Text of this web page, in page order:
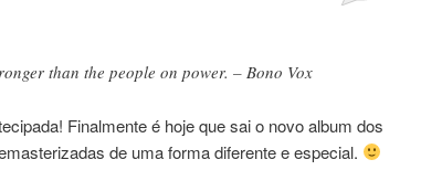
than the people on power. – Bono Vox
Finalmente é hoje que sai o novo album dos
de uma forma diferente e especial.